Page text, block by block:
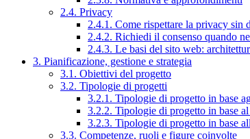
2.4. Privacy
2.4.1. Come rispettare la privacy sin
2.4.2. Richiedi il consenso quando
2.4.3. Le basi del sito web:
3. Pianificazione, gestione e strategia
3.1. Obiettivi del progetto
3.2. Tipologie di progetti
3.2.1. Tipologie di progetto in base
3.2.2. Tipologie di progetto in base
3.2.3. Tipologie di progetto in base
3.3. Competenze, ruoli e figure coinvolte